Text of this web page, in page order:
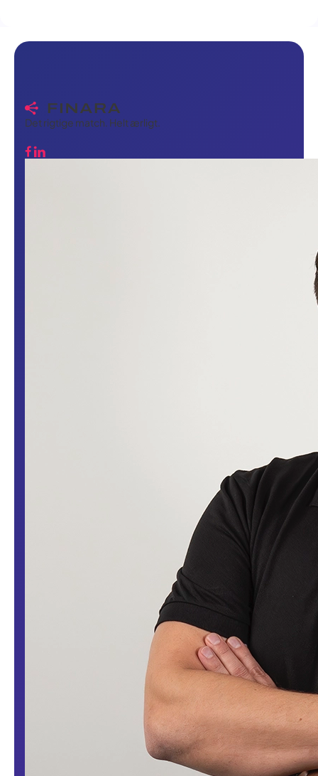
Det rigtige match. Helt ærligt.